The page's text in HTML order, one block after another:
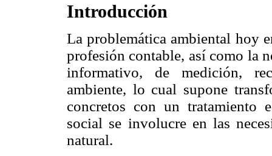
Introducción
La problemática ambiental hoy
profesión contable, así como la
informativo, de medición,
ambiente, lo cual supone
concretos con un tratamiento
social se involucre en las
natural.